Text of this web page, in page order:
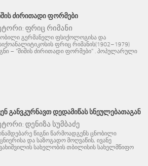
ᲫᲘᲠᲘᲗᲐᲓᲘ ᲤᲝᲠᲛᲔᲑᲘ
ფრიც რიმანი
გერმანელი ფსიქოლოგისა და
ფრიც რიმანის(1902–1979)
– "შიშის ძირითადი ფორმები" . პოპულარული
ᲒᲐᲜᲕᲙᲣᲠᲜᲐᲕᲗ ᲓᲔᲓᲐᲛᲘᲬᲐᲡ ᲡᲜᲔᲣᲚᲔᲑᲐᲗᲐᲒᲐᲜ
დენიზა სუმბაძე
წიგნი წარმოადგენს ცნობილი
და საზოგადო მოღვაწის, ივანე
სახელობის თბილისის სახელმწიფო